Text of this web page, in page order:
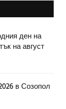
ден на
на август
в Созопол